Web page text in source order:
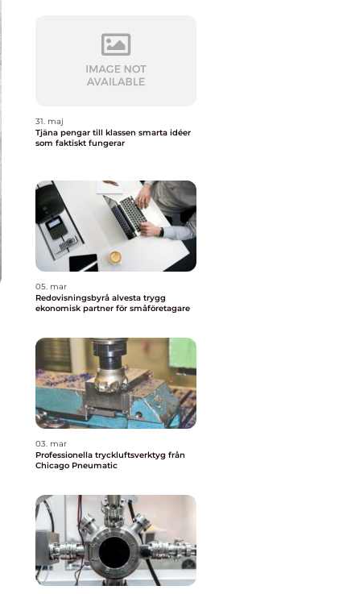
31. maj
Tjäna pengar till klassen smarta idéer
som faktiskt fungerar
05. mar
Redovisningsbyrå alvesta trygg
ekonomisk partner för småföretagare
03. mar
Professionella tryckluftsverktyg från
Chicago Pneumatic